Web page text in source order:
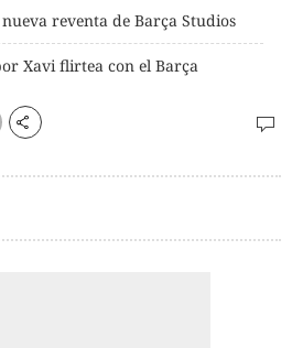
reventa de Barça Studios
Xavi flirtea con el Barça